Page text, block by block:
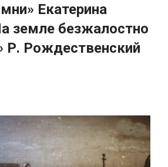
Екатерина
земле безжалостно
Р. Рождественский